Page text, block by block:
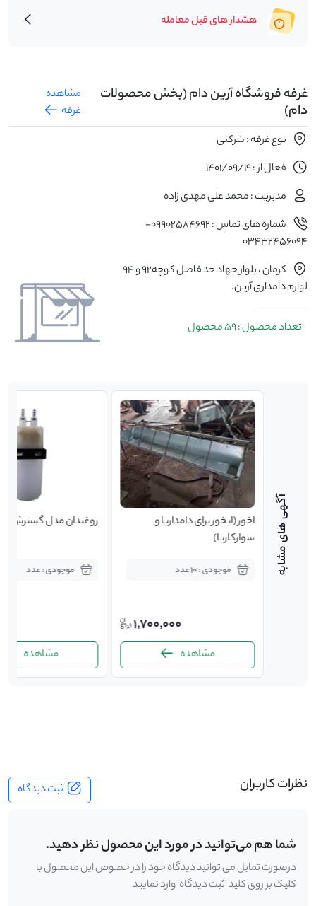
هشدار های قبل معامله
غرفه فروشگاه آرین دام (بخش محصولات
دام)
مشاهده
غرفه
نوع غرفه : شرکتی
فعال از : 1401/09/19
مدیریت : محمد علی مهدی زاده
شماره های تماس : 09902584692-
03432456094
کرمان ، بلوار جهاد حد فاصل کوچه۹۲ و ۹۴
لوازم دامداری آرین.
تعداد محصول : 59 محصول
اخور (ابخور برای دامداریا و
سوارکاریا)
موجودی : 10 عدد
1,700,000
مشاهده
روغندان مدل گسترش
موجودی : عدد
مشاهده
نظرات کاربران ثبت دیدگاه
شما هم می‌توانید در مورد این محصول نظر دهید.
درصورت تمایل می توانید دیدگاه خود را در خصوص این محصول با
کلیک بر روی کلید 'ثبت دیدگاه' وارد نمایید